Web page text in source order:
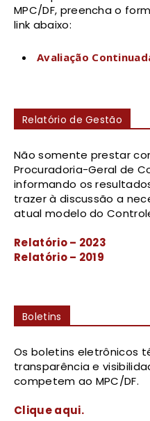
MPC/DF, preencha o
link abaixo:
Avaliação
Relatório de Gestão
Não somente prestar
Procuradoria-Geral de
informando os
trazer à discussão a
atual modelo do
Relatório – 2023
Relatório – 2019
Boletins
Os boletins eletrônicos
transparência e
competem ao MPC/DF.
Clique aqui.